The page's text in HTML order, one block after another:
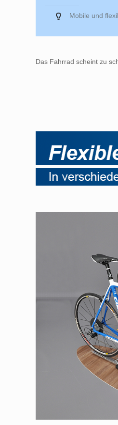
Mobile und
Das Fahrrad scheint zu